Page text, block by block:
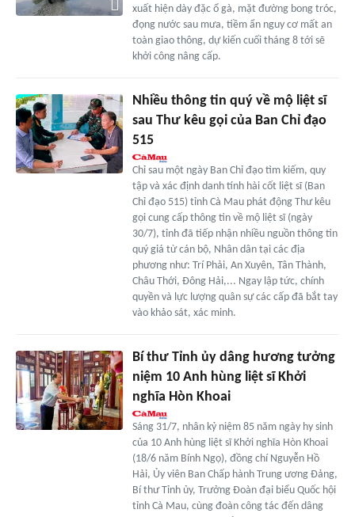
xuất hiện dày đặc ổ gà, mặt đường bong tróc,
đọng nước sau mưa, tiềm ẩn nguy cơ mất an
toàn giao thông, dự kiến cuối tháng 8 tới sẽ
khởi công nâng cấp.
Nhiều thông tin quý về mộ liệt sĩ
sau Thư kêu gọi của Ban Chỉ đạo
515
Chỉ sau một ngày Ban Chỉ đạo tìm kiếm, quy
tập và xác định danh tính hài cốt liệt sĩ (Ban
Chỉ đạo 515) tỉnh Cà Mau phát động Thư kêu
gọi cung cấp thông tin về mộ liệt sĩ (ngày
30/7), tỉnh đã tiếp nhận nhiều nguồn thông tin
quý giá từ cán bộ, Nhân dân tại các địa
phương như: Trí Phải, An Xuyên, Tân Thành,
Châu Thới, Đông Hải,... Ngay lập tức, chính
quyền và lực lượng quân sự các cấp đã bắt tay
vào khảo sát, xác minh.
Bí thư Tỉnh ủy dâng hương tưởng
niệm 10 Anh hùng liệt sĩ Khởi
nghĩa Hòn Khoai
Sáng 31/7, nhân kỷ niệm 85 năm ngày hy sinh
của 10 Anh hùng liệt sĩ Khởi nghĩa Hòn Khoai
(18/6 năm Bính Ngọ), đồng chí Nguyễn Hồ
Hải, Ủy viên Ban Chấp hành Trung ương Đảng,
Bí thư Tỉnh ủy, Trưởng Đoàn đại biểu Quốc hội
tỉnh Cà Mau, cùng đoàn công tác đến dâng